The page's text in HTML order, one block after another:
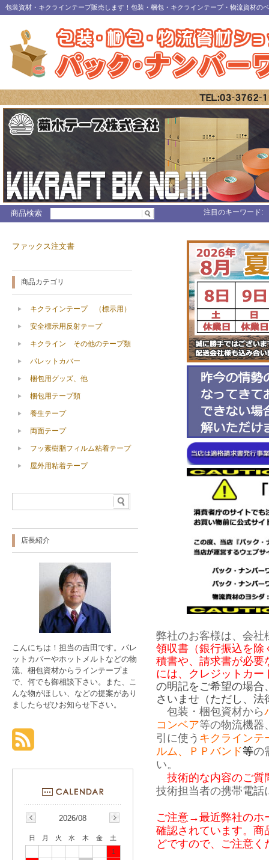
包装資材・キクラインテープ販売します！包装・梱包・キクラインテープ・物流資材の
商品検索 注目のキーワード:
弊社のお客様は、会社
領収書（銀行振込を除
積書や、請求書が必要
には、クレジットカ
の明記をご希望の場合
さいませ（ただし、
包装・梱包資材から
コンベア等の物流機器
引に使う キクラインテ
ルム、ＰＰバンド等の
い。
技術的な内容のご質
技術担当者の携帯電話
ご注意→最近弊社のホ
確認されています。商
どですので、ご注意
ファックス注文書
商品カテゴリ
キクラインテープ （標示用）
安全標示用反射テープ
キクライン その他のテープ類
パレットカバー
梱包用グッズ、他
梱包用テープ類
養生テープ
両面テープ
フッ素樹脂フィルム粘着テープ
屋外用粘着テープ
店長紹介
こんにちは！担当の吉田です。パレ
ットカバーやホットメルトなどの物
流、梱包資材からラインテープま
で、何でも御相談下さい。また、こ
んな物がほしい、などの提案があり
ましたらぜひお知らせ下さい。
2026/08
日 月 火 水 木 金
土
1